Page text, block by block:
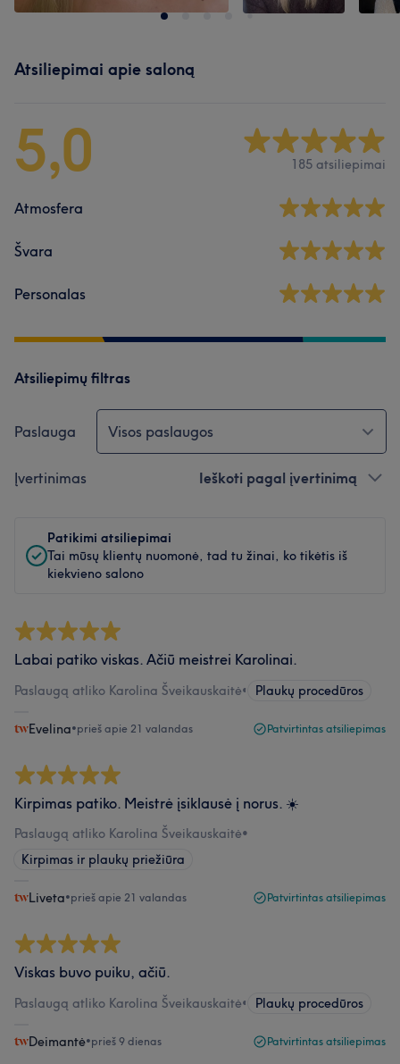
Atsiliepimai apie saloną
5,0 185 atsiliepimai
Atmosfera
Švara
Personalas
Atsiliepimų filtras
Paslauga Visos paslaugos
Įvertinimas Ieškoti pagal įvertinimą
Patikimi atsiliepimai
Tai mūsų klientų nuomonė, tad tu žinai, ko tikėtis iš
kiekvieno salono
Labai patiko viskas. Ačiū meistrei Karolinai.
Paslaugą atliko Karolina Šveikauskaitė• Plaukų procedūros
Evelina•prieš apie 21 valandas Patvirtintas atsiliepimas
Kirpimas patiko. Meistrė įsiklausė į norus. ☀️
Paslaugą atliko Karolina Šveikauskaitė•
Kirpimas ir plaukų priežiūra
Liveta•prieš apie 21 valandas Patvirtintas atsiliepimas
Viskas buvo puiku, ačiū.
Paslaugą atliko Karolina Šveikauskaitė• Plaukų procedūros
Deimantė•prieš 9 dienas Patvirtintas atsiliepimas